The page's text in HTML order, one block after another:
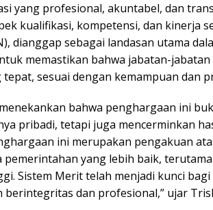
yang profesional, akuntabel, dan
kualifikasi, kompetensi, dan kinerja
dianggap sebagai landasan utama
memastikan bahwa jabatan-
sesuai dengan kemampuan dan
bahwa penghargaan ini
pribadi, tetapi juga mencerminkan
ini merupakan pengakuan
yang lebih baik,
Sistem Merit telah menjadi kunci bagi
dan profesional,” ujar